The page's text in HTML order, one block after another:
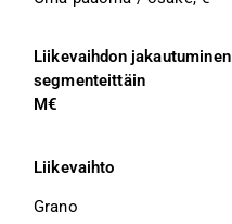
Liikevaihdon jakautuminen
segmenteittäin
M€
Liikevaihto
Grano